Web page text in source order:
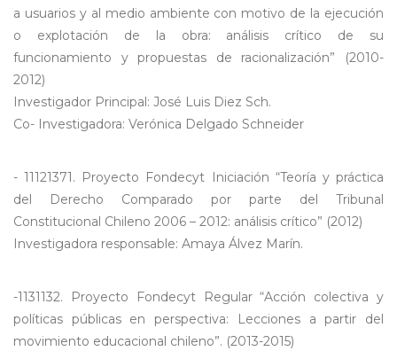
a usuarios y al medio ambiente con motivo de la ejecución
o explotación de la obra: análisis crítico de su
funcionamiento y propuestas de racionalización” (2010-
2012)
Investigador Principal: José Luis Diez Sch.
Co- Investigadora: Verónica Delgado Schneider
- 11121371. Proyecto Fondecyt Iniciación “Teoría y práctica
del Derecho Comparado por parte del Tribunal
Constitucional Chileno 2006 – 2012: análisis crítico” (2012)
Investigadora responsable: Amaya Álvez Marín.
-1131132. Proyecto Fondecyt Regular “Acción colectiva y
políticas públicas en perspectiva: Lecciones a partir del
movimiento educacional chileno”. (2013-2015)